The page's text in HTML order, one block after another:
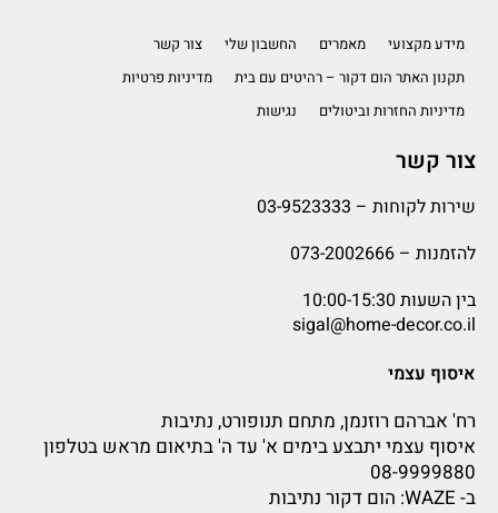
מידע מקצועי מאמרים החשבון שלי
צור קשר
תקנון האתר הום דקור – רהיטים עם בית
מדיניות פרטיות
מדיניות החזרות וביטולים
נגישות
צור קשר
שירות לקוחות – 03-9523333
להזמנות – 073-2002666
בין השעות 10:00-15:30
sigal@home-decor.co.il
איסוף עצמי
רח' אברהם רוזנמן, מתחם תנופורט, נתיבות
איסוף עצמי יתבצע בימים א' עד ה' בתיאום מראש בטלפון
08-9999880
ב- WAZE: הום דקור נתיבות